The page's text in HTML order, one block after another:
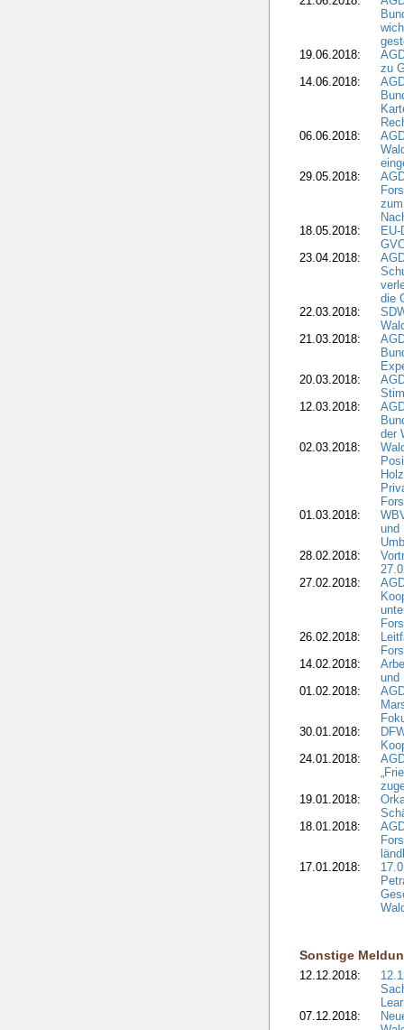
19.06.2018:
zu
14.06.2018:
06.06.2018:
29.05.2018:
18.05.2018:
23.04.2018:
die
22.03.2018:
21.03.2018:
20.03.2018:
12.03.2018:
der
02.03.2018:
01.03.2018:
und
28.02.2018:
27.02.2018:
26.02.2018:
14.02.2018:
und
01.02.2018:
30.01.2018:
24.01.2018:
19.01.2018:
18.01.2018:
17.01.2018:
Sonstige
12.12.2018:
07.12.2018: